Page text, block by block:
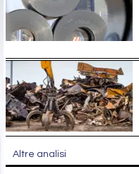
Altre analisi